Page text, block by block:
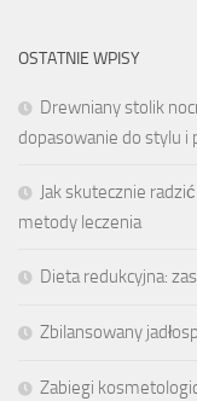
OSTATNIE WPISY
Drewniany stolik
dopasowanie do stylu i
Jak skutecznie
metody leczenia
Dieta redukcyjna:
Zbilansowany
Zabiegi